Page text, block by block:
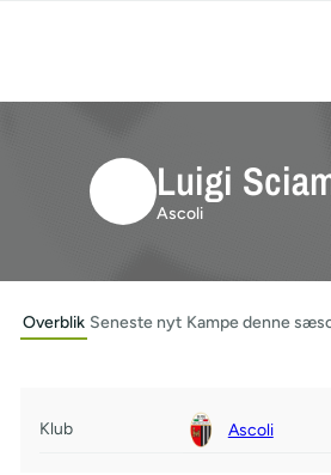
Luigi
Ascoli
Overblik Seneste nyt Kampe denne
Klub Ascoli